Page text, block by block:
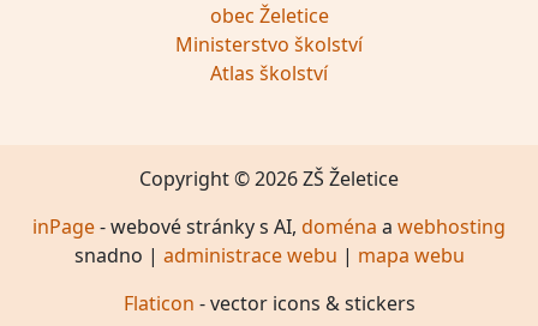
obec Želetice
Ministerstvo školství
Atlas školství
Copyright © 2026 ZŠ Želetice
inPage- webové stránky s AI, doména a webhosting
snadno | administrace webu | mapa webu
Flaticon - vector icons & stickers